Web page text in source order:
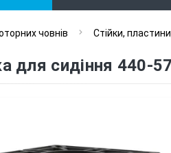
човнів Стійки,
для сидіння